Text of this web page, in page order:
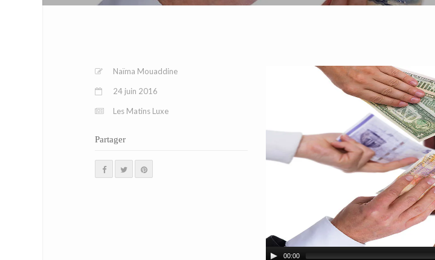
Naïma Mouaddine
24 juin 2016
Les Matins Luxe
Partager
00:00